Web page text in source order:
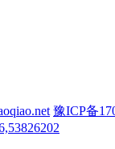
豫ICP备